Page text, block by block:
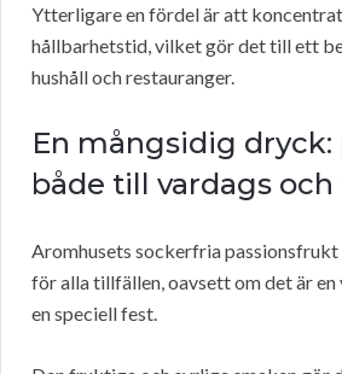
Ytterligare en fördel är att
hållbarhetstid, vilket gör det till ett
hushåll och restauranger.
En mångsidig dryck:
både till vardags
Aromhusets sockerfria
för alla tillfällen, oavsett om det är en
en speciell fest.